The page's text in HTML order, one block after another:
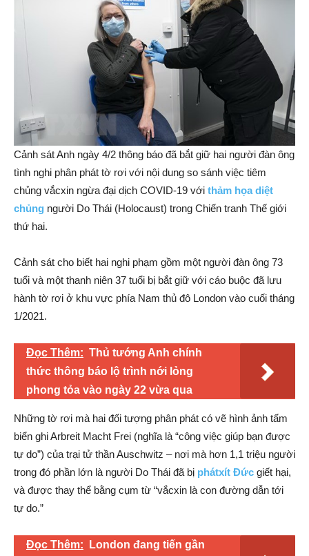
Cảnh sát Anh ngày 4/2 thông báo đã bắt giữ hai người đàn ông
tình nghi phân phát tờ rơi với nội dung so sánh việc tiêm
chủng vắcxin ngừa đại dịch COVID-19 với thảm họa diệt
chủng người Do Thái (Holocaust) trong Chiến tranh Thế giới
thứ hai.
Cảnh sát cho biết hai nghi phạm gồm một người đàn ông 73
tuổi và một thanh niên 37 tuổi bị bắt giữ với cáo buộc đã lưu
hành tờ rơi ở khu vực phía Nam thủ đô London vào cuối tháng
1/2021.
Đọc Thêm: Thủ tướng Anh chính
thức thông báo lộ trình nới lỏng
phong tỏa vào ngày 22 vừa qua
Những tờ rơi mà hai đối tượng phân phát có vẽ hình ảnh tấm
biển ghi Arbreit Macht Frei (nghĩa là “công việc giúp bạn được
tự do”) của trại tử thần Auschwitz – nơi mà hơn 1,1 triệu người
trong đó phần lớn là người Do Thái đã bị phátxít Đức giết hại,
và được thay thể bằng cụm từ “vắcxin là con đường dẫn tới
tự do.”
Đọc Thêm:
London đang tiến gần